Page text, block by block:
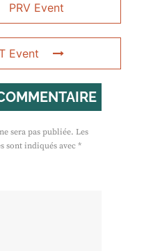
PRV Event
Event
sera pas publiée. Les
sont indiqués avec*